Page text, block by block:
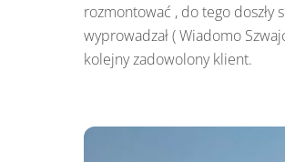
rozmontować , do tego
wyprowadzał ( Wiadomo
kolejny zadowolony klient.